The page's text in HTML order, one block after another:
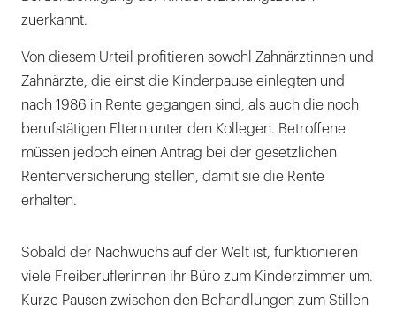
zuerkannt.
Von diesem Urteil profitieren sowohl Zahnärztinnen und
Zahnärzte, die einst die Kinderpause einlegten und
nach 1986 in Rente gegangen sind, als auch die noch
berufstätigen Eltern unter den Kollegen. Betroffene
müssen jedoch einen Antrag bei der gesetzlichen
Rentenversicherung stellen, damit sie die Rente
erhalten.
Sobald der Nachwuchs auf der Welt ist, funktionieren
viele Freiberuflerinnen ihr Büro zum Kinderzimmer um.
Kurze Pausen zwischen den Behandlungen zum Stillen